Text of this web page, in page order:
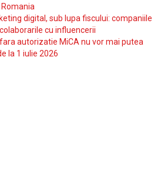
digital, sub lupa fiscului: companiile
cu influencerii
autorizatie MiCA nu vor mai putea
la 1 iulie 2026